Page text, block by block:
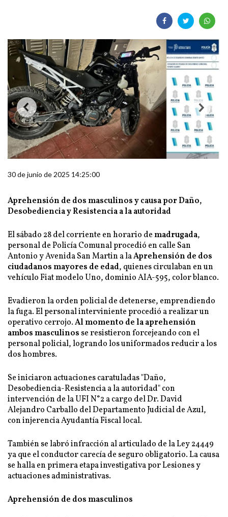
30 de junio de 2025 14:25:00
Aprehensión de dos masculinos y causa por Daño,
Desobediencia y Resistencia a la autoridad
El sábado 28 del corriente en horario demadrugada,
personal de Policía Comunal procedió en calle San
Antonio y Avenida San Martin a laAprehensión de dos
ciudadanos mayores de edad, quienes circulaban en un
vehículo Fiat modelo Uno, dominio AIA-595, color blanco.
Evadieron la orden policial de detenerse, emprendiendo
la fuga. El personal interviniente procedió a realizar un
operativo cerrojo.Al momento de la aprehensión
ambos masculinos se resistieron forcejeando con el
personal policial, logrando los uniformados reducir a los
dos hombres.
Se iniciaron actuaciones caratuladas "Daño,
Desobediencia-Resistencia a la autoridad" con
intervención de la UFI N°2 a cargo del Dr. David
Alejandro Carballo del Departamento Judicial de Azul,
con injerencia Ayudantía Fiscal local.
También se labró infracción al articulado de la Ley 24449
ya que el conductor carecía de seguro obligatorio. La causa
se halla en primera etapa investigativa por Lesiones y
actuaciones administrativas.
Aprehensión de dos masculinos